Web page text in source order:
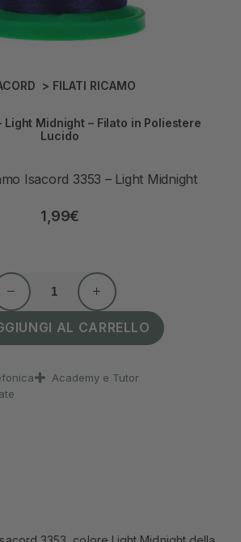
> FILATI RICAMO
Light Midnight – Filato in Poliestere
Lucido
Isacord 3353 – Light Midnight
1,99€
AL CARRELLO
Academy e Tutor